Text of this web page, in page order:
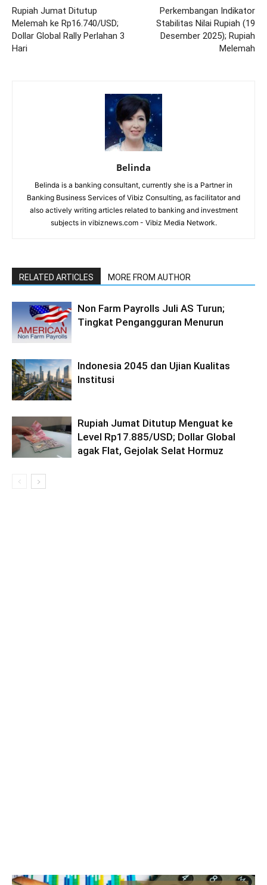
Rupiah Jumat Ditutup
Melemah ke Rp16.740/USD;
Dollar Global Rally Perlahan 3
Hari
Perkembangan Indikator
Stabilitas Nilai Rupiah (19
Desember 2025); Rupiah
Melemah
Belinda
Belinda is a banking consultant, currently she is a Partner in
Banking Business Services of Vibiz Consulting, as facilitator and
also actively writing articles related to banking and investment
subjects in vibiznews.com - Vibiz Media Network.
RELATED ARTICLES MORE FROM AUTHOR
Non Farm Payrolls Juli AS Turun;
Tingkat Pengangguran Menurun
Indonesia 2045 dan Ujian Kualitas
Institusi
Rupiah Jumat Ditutup Menguat ke
Level Rp17.885/USD; Dollar Global
agak Flat, Gejolak Selat Hormuz